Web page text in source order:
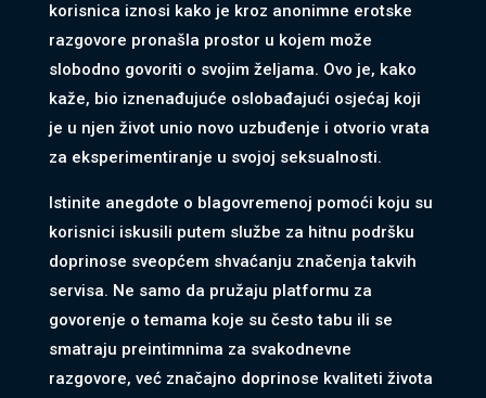
korisnica iznosi kako je kroz anonimne erotske
razgovore pronašla prostor u kojem može
slobodno govoriti o svojim željama. Ovo je, kako
kaže, bio iznenađujuće oslobađajući osjećaj koji
je u njen život unio novo uzbuđenje i otvorio vrata
za eksperimentiranje u svojoj seksualnosti.
Istinite anegdote o blagovremenoj pomoći koju su
korisnici iskusili putem službe za hitnu podršku
doprinose sveopćem shvaćanju značenja takvih
servisa. Ne samo da pružaju platformu za
govorenje o temama koje su često tabu ili se
smatraju preintimnima za svakodnevne
razgovore, već značajno doprinose kvaliteti života